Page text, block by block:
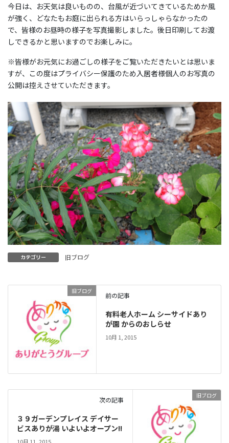
今日は、お天気は良いものの、台風が近づいてきているためか風
が強く、どなたもお庭に出られる方はいらっしゃらなかったの
で、皆様のお昼時の様子を写真撮影しました。後日印刷してお渡
しできるかと思いますのでお楽しみに。
※皆様がお元気にお過ごしの様子をご覧いただきたいとは思いま
すが、この度はプライバシー保護のため入居者様個人のお写真の
公開は控えさせていただきます。
カテゴリー 旧ブログ
旧ブログ
前の記事
有料老人ホーム シーサイドあり
が園 からのおしらせ
10月 1, 2015
旧ブログ
次の記事
３９ガーデンプレイス デイサー
ビスありが湯 いよいよオープン!!